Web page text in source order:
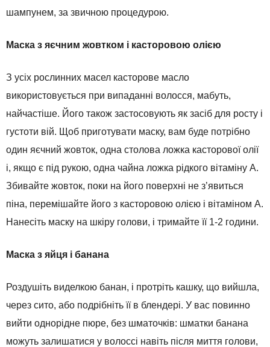
шампунем, за звичною процедурою.
Маска з яєчним жовтком і касторовою олією
З усіх рослинних масел касторове масло
використовується при випаданні волосся, мабуть,
найчастіше. Його також застосовують як засіб для росту і
густоти вій. Щоб приготувати маску, вам буде потрібно
один яєчний жовток, одна столова ложка касторової олії
і, якщо є під рукою, одна чайна ложка рідкого вітаміну А.
Збивайте жовток, поки на його поверхні не з’явиться
піна, перемішайте його з касторовою олією і вітаміном А.
Нанесіть маску на шкіру голови, і тримайте її 1-2 години.
Маска з яйця і банана
Роздушіть виделкою банан, і протріть кашку, що вийшла,
через сито, або подрібніть її в блендері. У вас повинно
вийти однорідне пюре, без шматочків: шматки банана
можуть залишатися у волоссі навіть після миття голови,